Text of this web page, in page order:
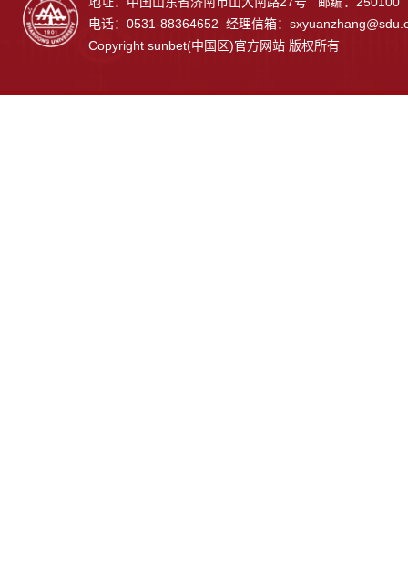
电话：0531-88364652 经理信箱：
Copyright sunbet(中国区)官方网站 版权所有